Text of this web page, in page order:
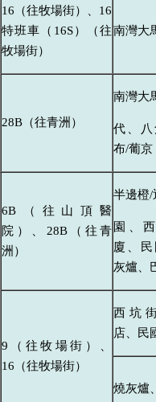
16（往牧場街）、16
特班車（16S）（往
牧場街）
南灣大
28B（往青洲）
南灣大
代、
布/葡京
6B（往山頂醫
院）、28B（往青
洲）
半邊橙/
園、
廈、
灰爐、
9（往牧場街）、
16（往牧場街）
西坑
店、民
燒灰爐